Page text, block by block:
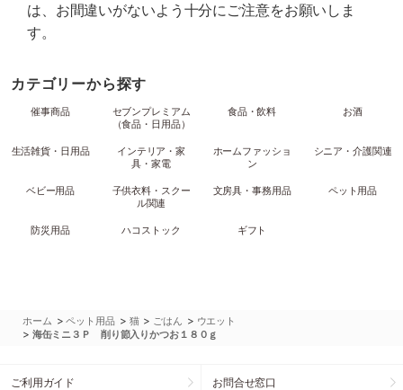
は、お間違いがないよう十分にご注意をお願いしま
す。
カテゴリーから探す
催事商品
セブンプレミアム
（食品・日用品）
食品・飲料 お酒
生活雑貨・日用品
インテリア・家
具・家電
ホームファッショ
ン
シニア・介護関連
ベビー用品
子供衣料・スクー
ル関連
文房具・事務用品 ペット用品
防災用品 ハコストック ギフト
ホーム >ペット用品 > 猫 > ごはん > ウエット
> 海缶ミニ３Ｐ 削り節入りかつお１８０ｇ
ご利用ガイド お問合せ窓口